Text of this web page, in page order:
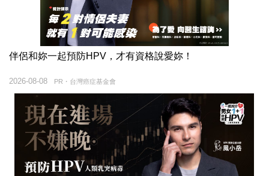
伴侶和妳一起預防HPV，才有資格說愛妳！
PR・台灣癌症基金會
2026-08-08